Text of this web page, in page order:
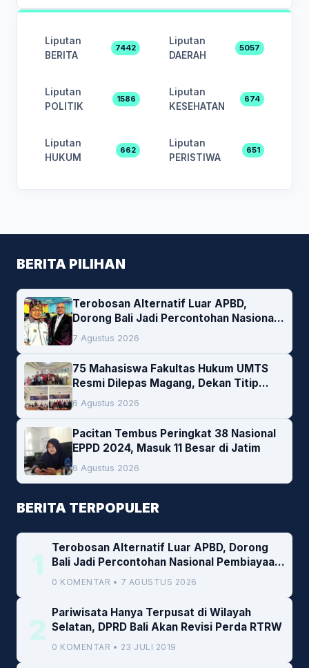
Liputan
BERITA
7442
Liputan
DAERAH
5057
Liputan
POLITIK
1586
Liputan
KESEHATAN
674
Liputan
HUKUM
662
Liputan
PERISTIWA
651
BERITA PILIHAN
Terobosan Alternatif Luar APBD,
Dorong Bali Jadi Percontohan Nasional
Pembiayaan Daerah
7 Agustus 2026
75 Mahasiswa Fakultas Hukum UMTS
Resmi Dilepas Magang, Dekan Titip
Empat Pesan Penting
6 Agustus 2026
Pacitan Tembus Peringkat 38 Nasional
EPPD 2024, Masuk 11 Besar di Jatim
6 Agustus 2026
BERITA TERPOPULER
1
Terobosan Alternatif Luar APBD, Dorong
Bali Jadi Percontohan Nasional Pembiayaan
Daerah
0 KOMENTAR • 7 AGUSTUS 2026
2
Pariwisata Hanya Terpusat di Wilayah
Selatan, DPRD Bali Akan Revisi Perda RTRW
0 KOMENTAR • 23 JULI 2019